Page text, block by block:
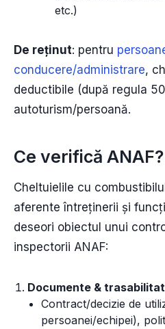
etc.)
De reținut: pentru
conducere/administrare,
deductibile (după regula
autoturism/persoană.
Ce verifică ANAF?
Cheltuielile cu
aferente întreținerii și
deseori obiectul unui
inspectorii ANAF:
Documente &
Contract/decizie de
persoanei/echipei),